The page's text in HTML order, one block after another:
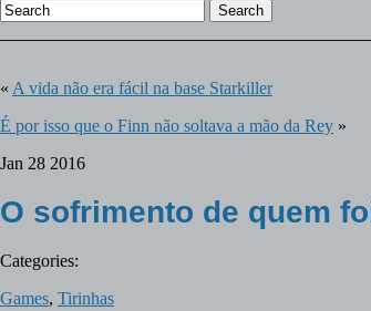
Search
« A vida não era fácil na base Starkiller
É por isso que o Finn não soltava a mão da Rey »
Jan 28 2016
O sofrimento de quem
Categories:
Games, Tirinhas